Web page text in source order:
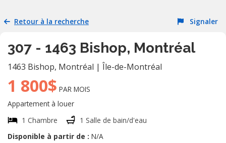
RESSOURCES
Retour à la recherche Signaler
307 - 1463 Bishop, Montréal
1463 Bishop, Montréal | Île-de-Montréal
1 800$ PAR MOIS
Appartement à louer
1 Chambre
1 Salle de bain/d'eau
Disponible à partir de : N/A